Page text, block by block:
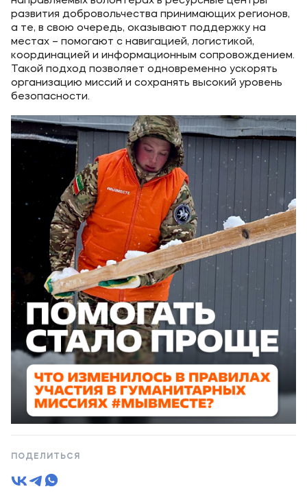
развития добровольчества принимающих регионов,
а те, в свою очередь, оказывают поддержку на
местах – помогают с навигацией, логистикой,
координацией и информационным сопровождением.
Такой подход позволяет одновременно ускорять
организацию миссий и сохранять высокий уровень
безопасности.
ПОДЕЛИТЬСЯ